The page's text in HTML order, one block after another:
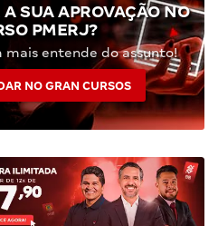
SUA APROVAÇÃO NO
PMERJ?
mais entende do assunto!
NO GRAN CURSOS